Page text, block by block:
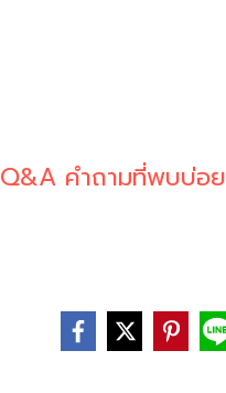
Q&A คำถามที่พบบ่อย